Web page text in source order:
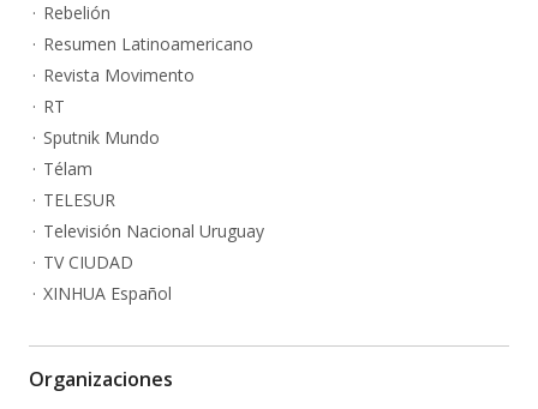
Rebelión
Resumen Latinoamericano
Revista Movimento
RT
Sputnik Mundo
Télam
TELESUR
Televisión Nacional Uruguay
TV CIUDAD
XINHUA Español
Organizaciones